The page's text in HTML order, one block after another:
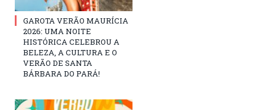
GAROTA VERÃO MAURÍCIA
2026: UMA NOITE
HISTÓRICA CELEBROU A
BELEZA, A CULTURA E O
VERÃO DE SANTA
BÁRBARA DO PARÁ!